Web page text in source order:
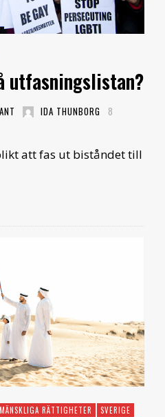
utfasningslistan?
IDA THUNBORG
8
att fas ut biståndet till
MÄNSKLIGA RÄTTIGHETER SVERIGE